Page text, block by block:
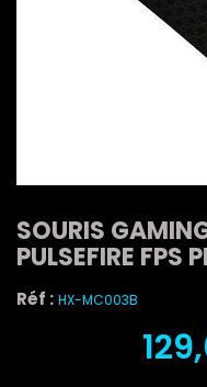
SOURIS
PULSEFIRE FPS
Réf : HX-MC003B